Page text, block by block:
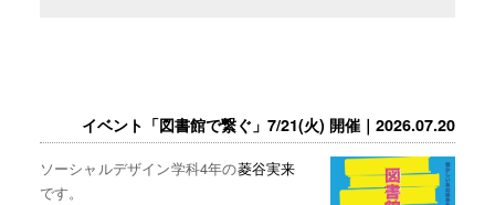
イベント「図書館で繋ぐ」7/21(火) 開催｜2026.07.20
ソーシャルデザイン学科4年の菱谷実来
です。